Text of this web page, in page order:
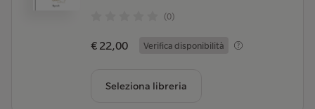
(0)
€ 22,00 Verifica disponibilità
Seleziona libreria